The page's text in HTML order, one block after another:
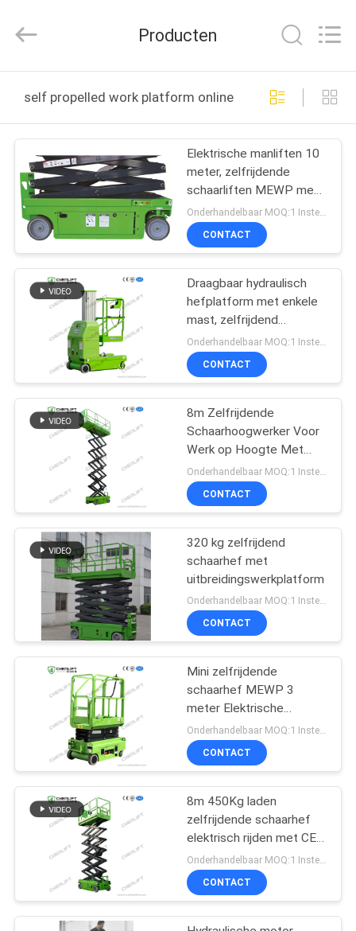
HUIS
PRODUCTEN
OVER
ONS
FABRIEKSTOCHT
KWALITEITSCONTROLE
NEEM
CONTACT
MET
NIEUWS
VRAAG
EEN
OFFERTE
SITEMAP
PRIVACYBELEID
LTD.
Reserved.
Producten
self propelled work platform online fabricage
Elektrische manliften 10
meter, zelfrijdende
schaarliften MEWP met
uitbreidbaar platform
Onderhandelbaar MOQ:1 Instellen
CONTACT
Draagbaar hydraulisch
hefplatform met enkele
mast, zelfrijdend
werkplatform 6m
CONTACT
8m Zelfrijdende
Schaarhoogwerker Voor
Werk op Hoogte Met
230Kg Laadvermogen
CONTACT
320 kg zelfrijdend
schaarhef met
uitbreidingswerkplatform
Onderhandelbaar MOQ:1 Instellen
CONTACT
Mini zelfrijdende
schaarhef MEWP 3
meter Elektrische
mobiele schaarhef 240
kg laadvermogen
Onderhandelbaar MOQ:1 Instellen
CONTACT
8m 450Kg laden
zelfrijdende schaarhef
elektrisch rijden met CE-
certificaat
CONTACT